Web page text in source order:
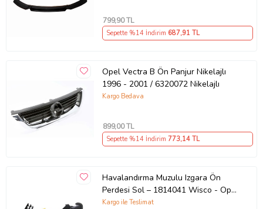
799,90 TL
Sepette %14 İndirim 687,91 TL
Opel Vectra B Ön Panjur Nikelajlı
1996 - 2001 / 6320072 Nikelajlı
Kargo Bedava
899,00 TL
Sepette %14 İndirim 773,14 TL
Havalandırma Muzulu Izgara Ön
Perdesi Sol – 1814041 Wisco - Opel
Astra J 11 Ve Sonrası Uyumlu
Kargo ile Teslimat